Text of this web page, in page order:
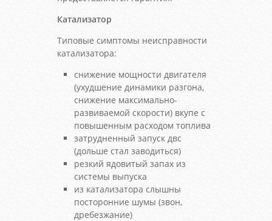
Катализатор
Типовые симптомы неисправности
катализатора:
снижение мощности двигателя
(ухудшение динамики разгона,
снижение максимально-
развиваемой скорости) вкупе с
повышенным расходом топлива
затрудненный запуск двс
(дольше стал заводиться)
резкий ядовитый запах из
системы выпуска
из катализатора слышны
посторонние шумы (звон,
дребезжание)